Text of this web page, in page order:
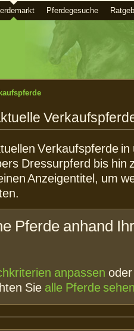
Pferdegesuche
Verkaufspferde
Dressurpferd bis hin
Anzeigentitel, um
Pferde anhand
anpassen
Sie alle Pferde